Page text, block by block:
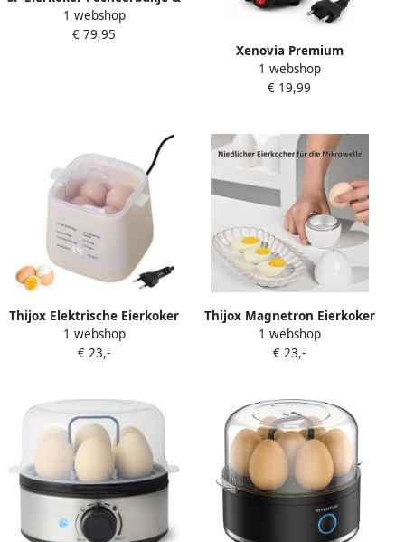
Eierprikker Compact
Ontwerp Zwart 19cm x
1 webshop
€ 79,95
Xenovia Premium
Eierenkoker 14 eieren
tegelijk Zwart Eierkoker
elektrisch Inclusief
maatbeker Eenvoudig
schoon te maken
1 webshop
€ 19,99
Thijox Elektrische Eierkoker
voor 4-6 Eieren met Touch-
knop Slimme Reservering
Hardgekookt Ideaal vo
1 webshop
€ 23,-
Thijox Magnetron Eierkoker
voor 1 of 4 Eieren Snel en
Gemakkelijk Ontbijt Perfect
of Hard Ge
1 webshop
€ 23,-